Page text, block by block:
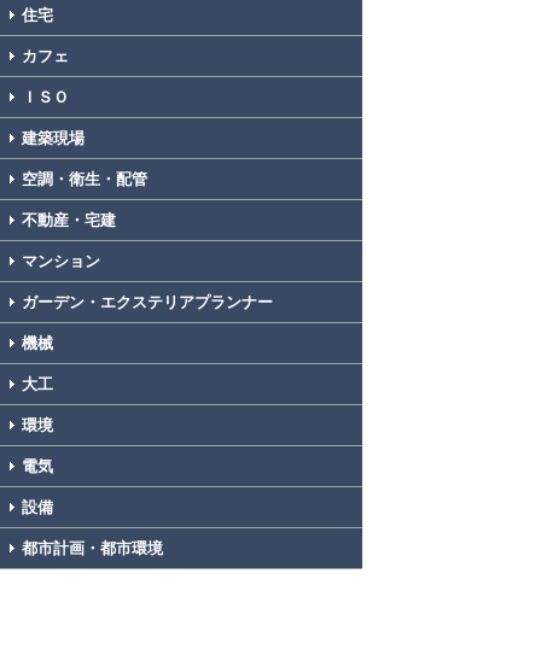
住宅
カフェ
ＩＳＯ
建築現場
空調・衛生・配管
不動産・宅建
マンション
ガーデン・エクステリアプランナー
機械
大工
環境
電気
設備
都市計画・都市環境